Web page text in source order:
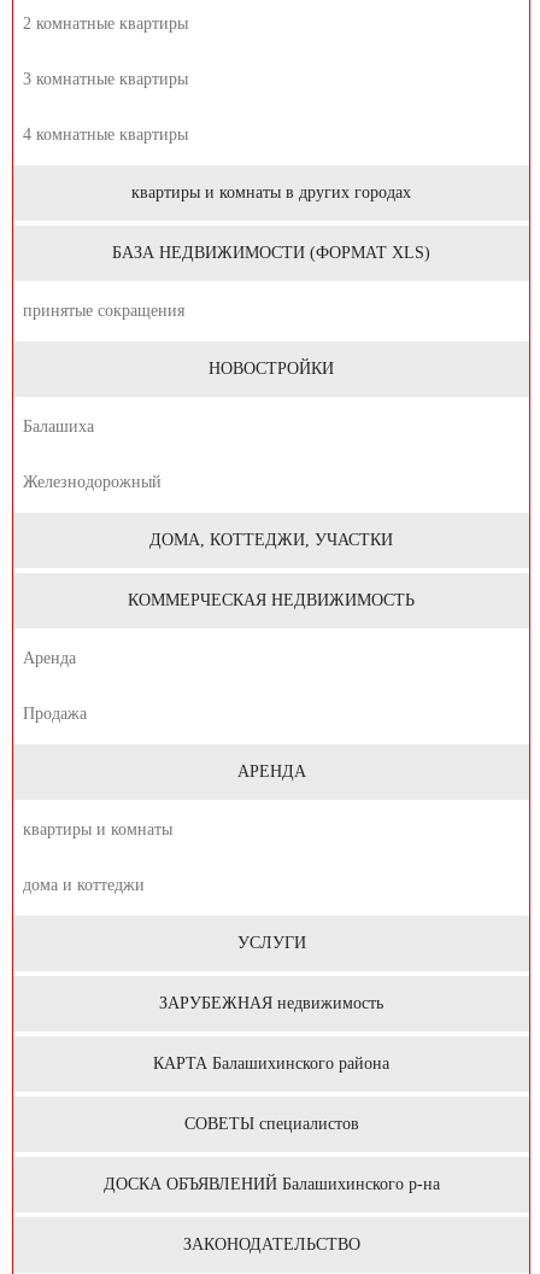
2 комнатные квартиры
3 комнатные квартиры
4 комнатные квартиры
квартиры и комнаты в других городах
БАЗА НЕДВИЖИМОСТИ (ФОРМАТ XLS)
принятые сокращения
НОВОСТРОЙКИ
Балашиха
Железнодорожный
ДОМА, КОТТЕДЖИ, УЧАСТКИ
КОММЕРЧЕСКАЯ НЕДВИЖИМОСТЬ
Аренда
Продажа
АРЕНДА
квартиры и комнаты
дома и коттеджи
УСЛУГИ
ЗАРУБЕЖНАЯ недвижимость
КАРТА Балашихинского района
СОВЕТЫ специалистов
ДОСКА ОБЪЯВЛЕНИЙ Балашихинского р-на
ЗАКОНОДАТЕЛЬСТВО